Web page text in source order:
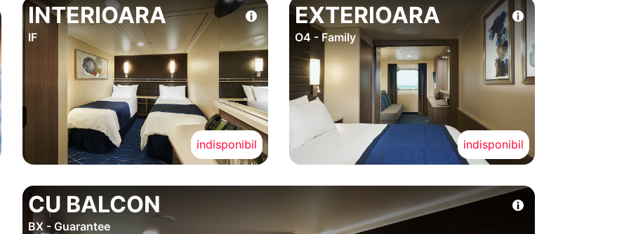
INTERIOARA
IF
indisponibil
EXTERIOARA
O4 - Family
indisponibil
CU BALCON
BX - Guarantee